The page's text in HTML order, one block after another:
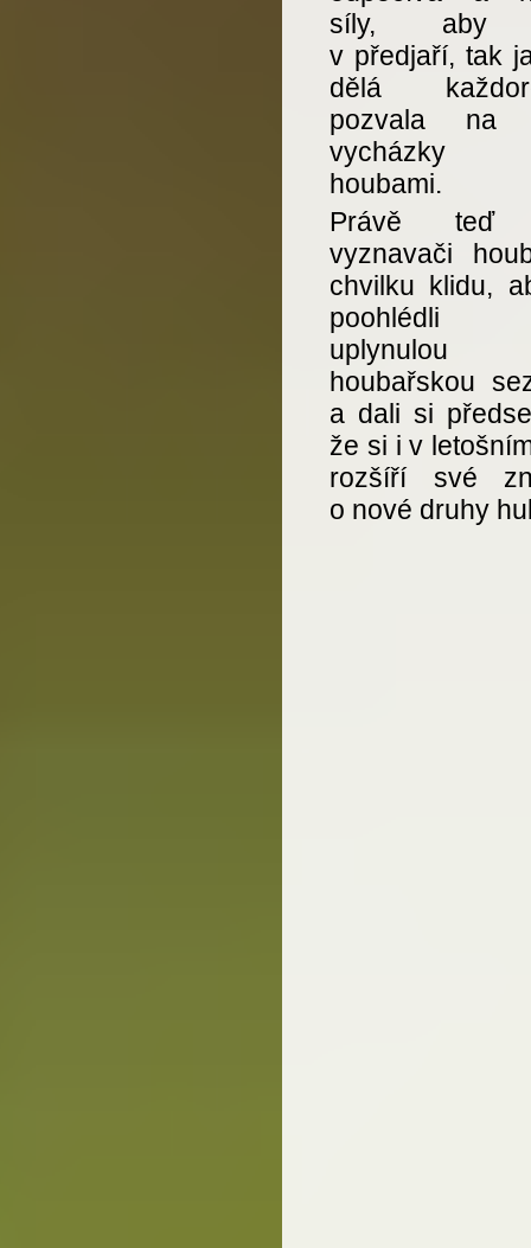
síly, aby
v předjaří, tak
dělá
pozvala na
houbami.
Právě teď
vyznavači
chvilku klidu,
uplynulou
houbařskou
a dali si
že si i v
rozšíří své
o nové druhy